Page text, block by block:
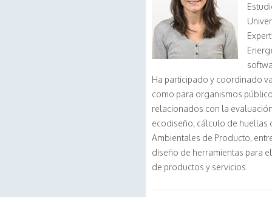
Ha participado y coordinado
como para organismos
relacionados con la
ecodiseño, cálculo de
Ambientales de Producto,
diseño de herramientas para
de productos y servicios.